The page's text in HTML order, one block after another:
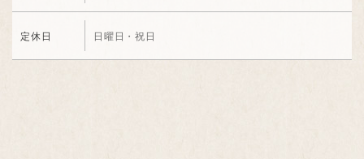
定休日 日曜日・祝日